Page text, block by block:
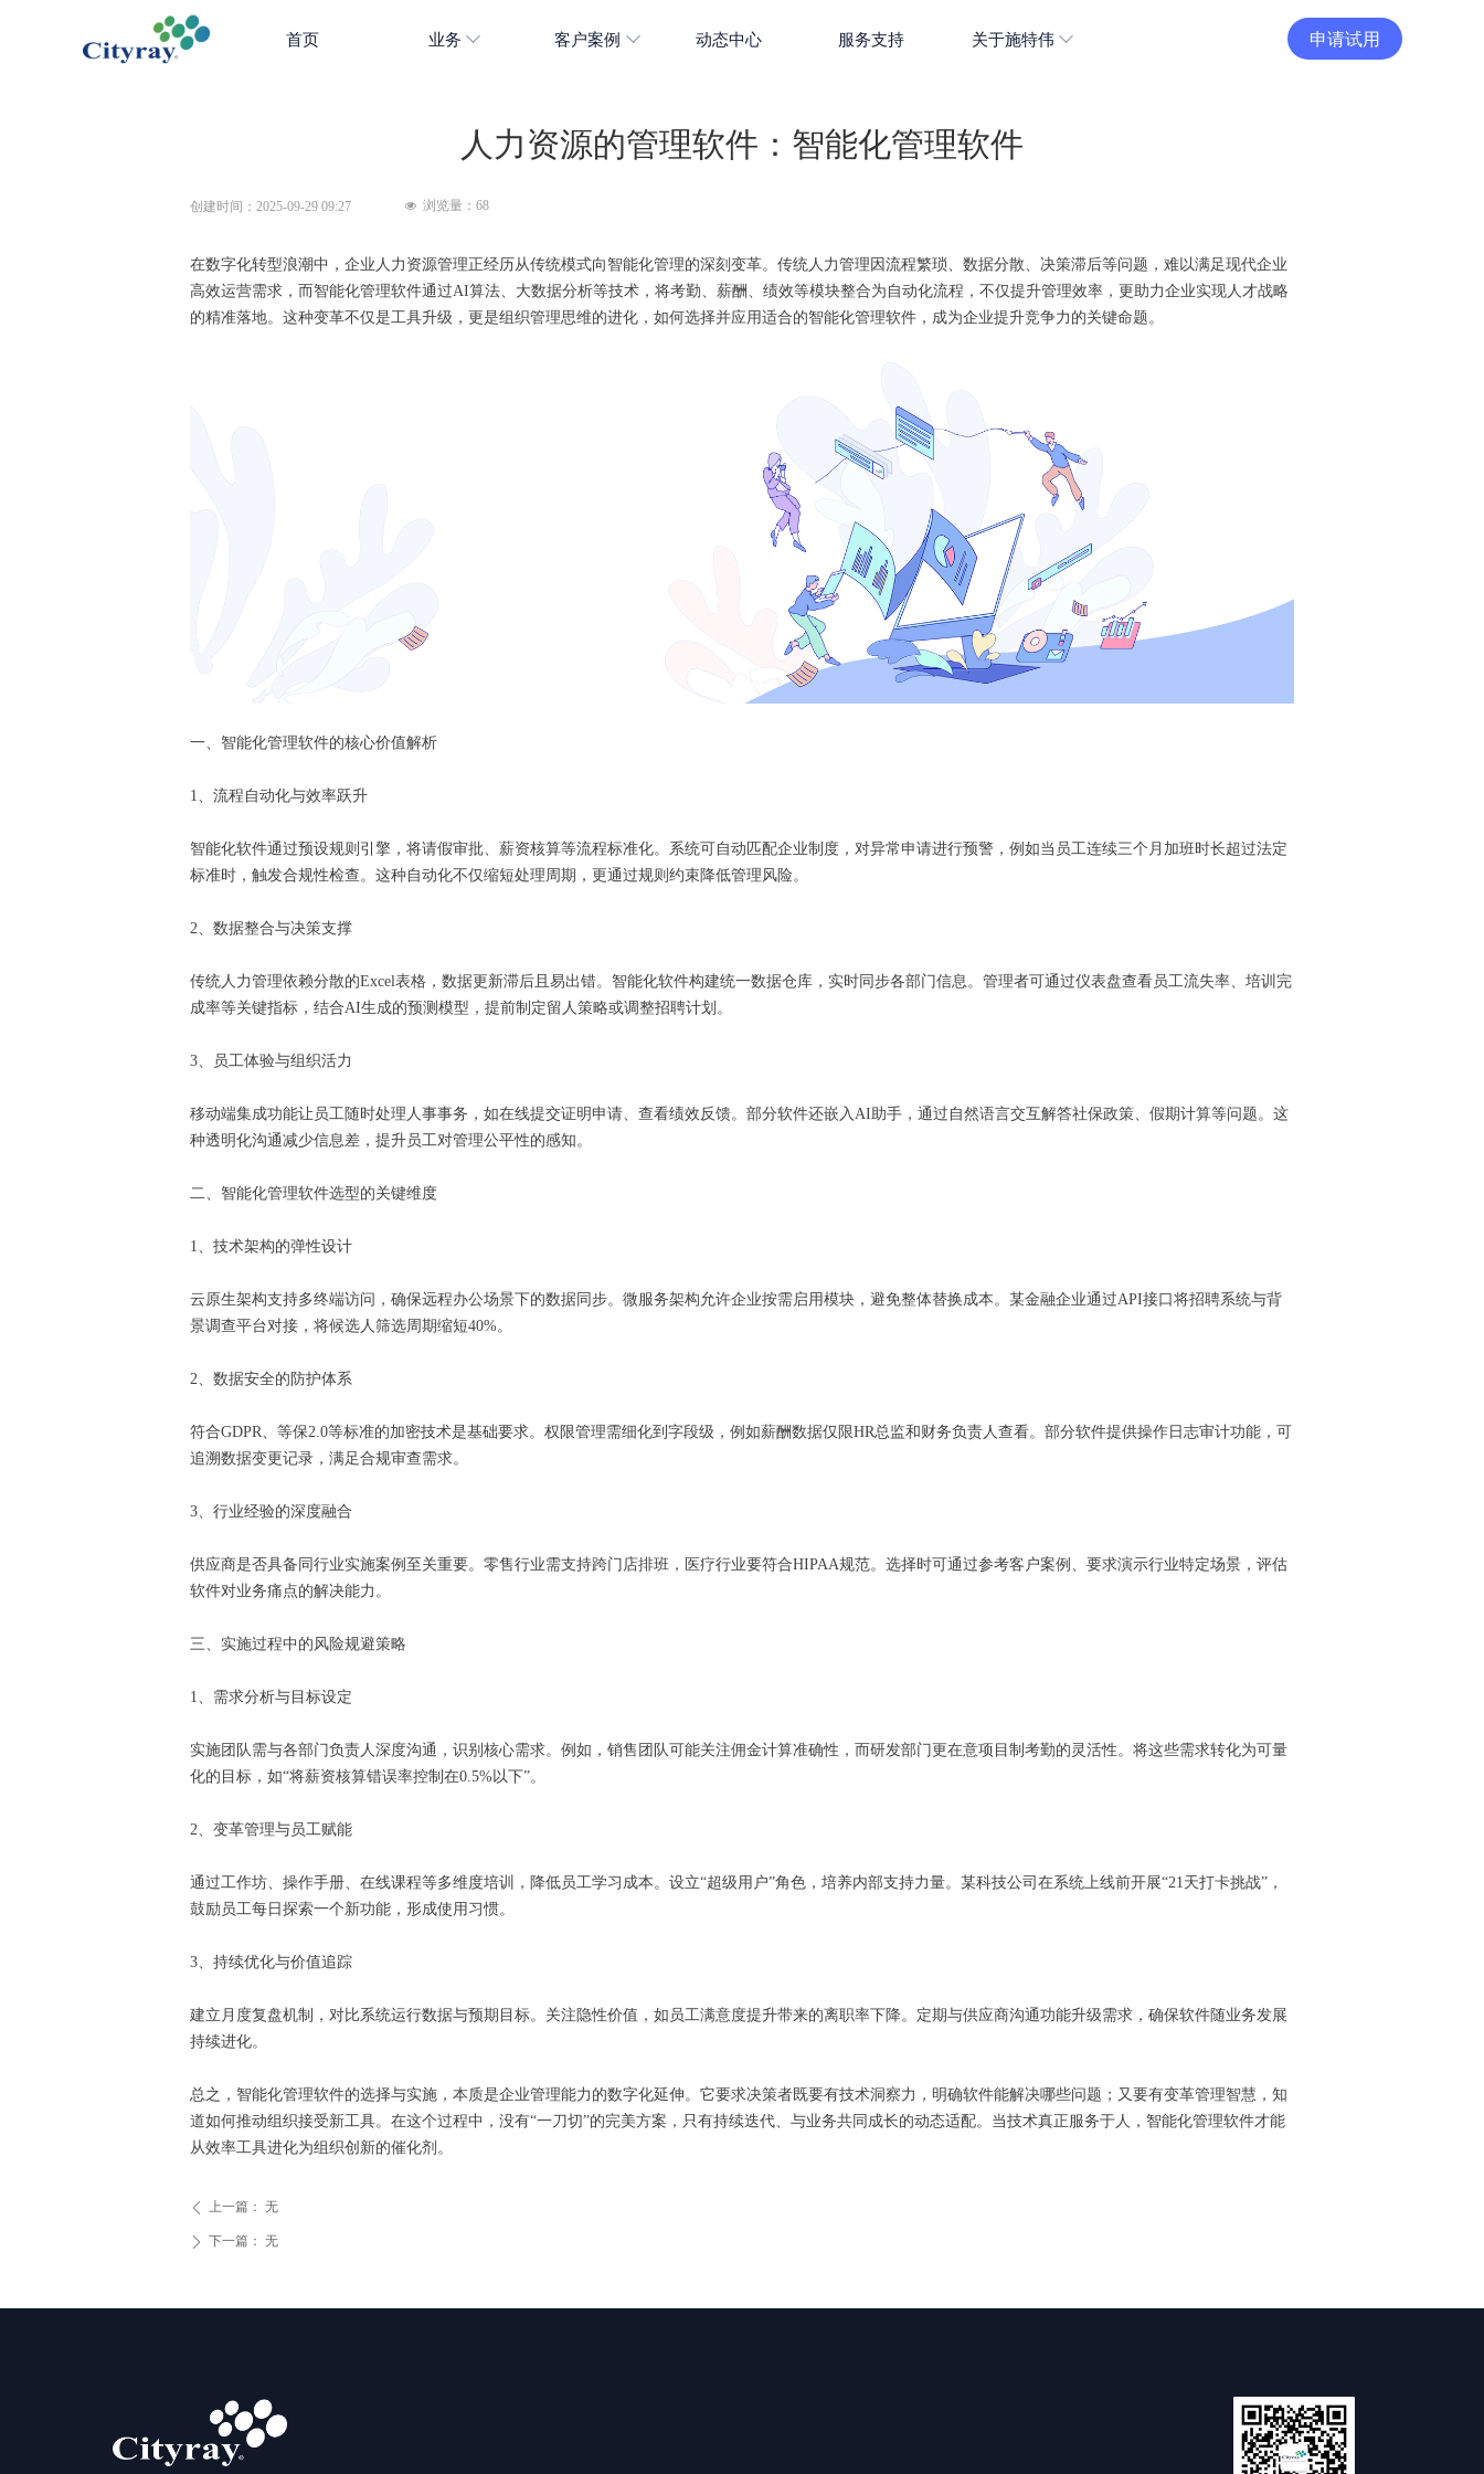
首页 业务 客户案例 动态中心 服务支持 关于施特伟 申请试用
人力资源的管理软件：智能化管理软件
在数字化转型浪潮中，企业人力资源管理正经历从传统模式向智能化管理的深刻变革。传统人力管理因流程繁琐、数据分散、决策滞后等问题，难以满足现代企业
高效运营需求，而智能化管理软件通过AI算法、大数据分析等技术，将考勤、薪酬、绩效等模块整合为自动化流程，不仅提升管理效率，更助力企业实现人才战略
的精准落地。这种变革不仅是工具升级，更是组织管理思维的进化，如何选择并应用适合的智能化管理软件，成为企业提升竞争力的关键命题。
一、智能化管理软件的核心价值解析
1、流程自动化与效率跃升
智能化软件通过预设规则引擎，将请假审批、薪资核算等流程标准化。系统可自动匹配企业制度，对异常申请进行预警，例如当员工连续三个月加班时长超过法定
标准时，触发合规性检查。这种自动化不仅缩短处理周期，更通过规则约束降低管理风险。
2、数据整合与决策支撑
传统人力管理依赖分散的Excel表格，数据更新滞后且易出错。智能化软件构建统一数据仓库，实时同步各部门信息。管理者可通过仪表盘查看员工流失率、培训完
成率等关键指标，结合AI生成的预测模型，提前制定留人策略或调整招聘计划。
3、员工体验与组织活力
移动端集成功能让员工随时处理人事事务，如在线提交证明申请、查看绩效反馈。部分软件还嵌入AI助手，通过自然语言交互解答社保政策、假期计算等问题。这
种透明化沟通减少信息差，提升员工对管理公平性的感知。
二、智能化管理软件选型的关键维度
1、技术架构的弹性设计
云原生架构支持多终端访问，确保远程办公场景下的数据同步。微服务架构允许企业按需启用模块，避免整体替换成本。某金融企业通过API接口将招聘系统与背
景调查平台对接，将候选人筛选周期缩短40%。
2、数据安全的防护体系
符合GDPR、等保2.0等标准的加密技术是基础要求。权限管理需细化到字段级，例如薪酬数据仅限HR总监和财务负责人查看。部分软件提供操作日志审计功能，可
追溯数据变更记录，满足合规审查需求。
3、行业经验的深度融合
供应商是否具备同行业实施案例至关重要。零售行业需支持跨门店排班，医疗行业要符合HIPAA规范。选择时可通过参考客户案例、要求演示行业特定场景，评估
软件对业务痛点的解决能力。
三、实施过程中的风险规避策略
1、需求分析与目标设定
实施团队需与各部门负责人深度沟通，识别核心需求。例如，销售团队可能关注佣金计算准确性，而研发部门更在意项目制考勤的灵活性。将这些需求转化为可量
化的目标，如“将薪资核算错误率控制在0.5%以下”。
2、变革管理与员工赋能
通过工作坊、操作手册、在线课程等多维度培训，降低员工学习成本。设立“超级用户”角色，培养内部支持力量。某科技公司在系统上线前开展“21天打卡挑战”，
鼓励员工每日探索一个新功能，形成使用习惯。
3、持续优化与价值追踪
建立月度复盘机制，对比系统运行数据与预期目标。关注隐性价值，如员工满意度提升带来的离职率下降。定期与供应商沟通功能升级需求，确保软件随业务发展
持续进化。
总之，智能化管理软件的选择与实施，本质是企业管理能力的数字化延伸。它要求决策者既要有技术洞察力，明确软件能解决哪些问题；又要有变革管理智慧，知
道如何推动组织接受新工具。在这个过程中，没有“一刀切”的完美方案，只有持续迭代、与业务共同成长的动态适配。当技术真正服务于人，智能化管理软件才能
从效率工具进化为组织创新的催化剂。
ꄴ 上一篇： 无
ꄲ 下一篇： 无
创建时间： 2025-09-29 09:27 넶 浏览量： 68